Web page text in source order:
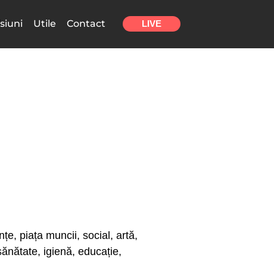
Utile Contact LIVE
piața muncii, social, artă,
igienă, educație,